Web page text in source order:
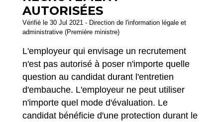
AUTORISÉES
Vérifié le 30 Jul 2021 - Direction de l'information légale et
administrative (Première ministre)
L'employeur qui envisage un recrutement
n'est pas autorisé à poser n'importe quelle
question au candidat durant l'entretien
d'embauche. L'employeur ne peut utiliser
n'importe quel mode d'évaluation. Le
candidat bénéficie d'une protection durant le